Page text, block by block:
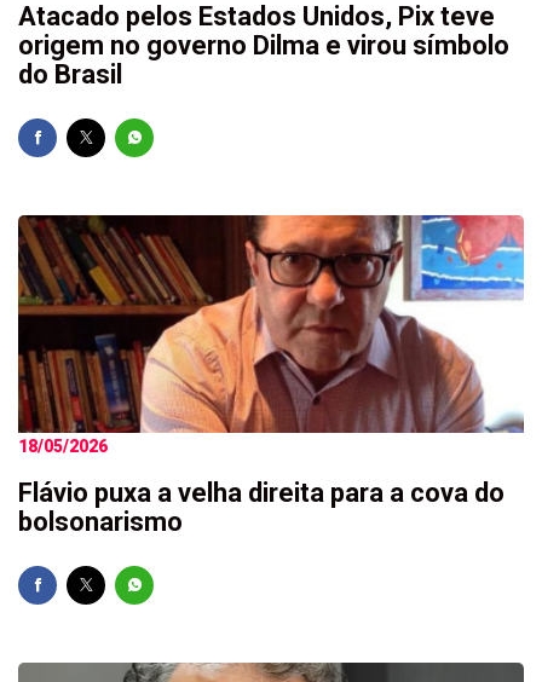
Atacado pelos Estados Unidos, Pix teve
origem no governo Dilma e virou símbolo
do Brasil
18/05/2026
Flávio puxa a velha direita para a cova do
bolsonarismo